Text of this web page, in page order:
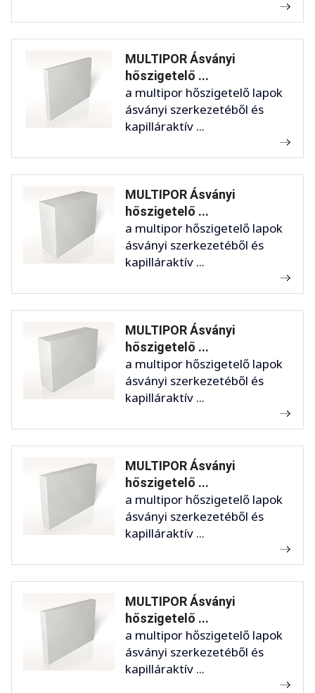
MULTIPOR Ásványi
hőszigetelő ...
a multipor hőszigetelő lapok
ásványi szerkezetéből és
kapilláraktív ...
MULTIPOR Ásványi
hőszigetelő ...
a multipor hőszigetelő lapok
ásványi szerkezetéből és
kapilláraktív ...
MULTIPOR Ásványi
hőszigetelő ...
a multipor hőszigetelő lapok
ásványi szerkezetéből és
kapilláraktív ...
MULTIPOR Ásványi
hőszigetelő ...
a multipor hőszigetelő lapok
ásványi szerkezetéből és
kapilláraktív ...
MULTIPOR Ásványi
hőszigetelő ...
a multipor hőszigetelő lapok
ásványi szerkezetéből és
kapilláraktív ...